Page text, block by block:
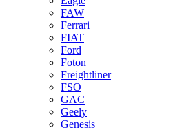
FAW
Ferrari
FIAT
Ford
Foton
Freightliner
FSO
GAC
Geely
Genesis